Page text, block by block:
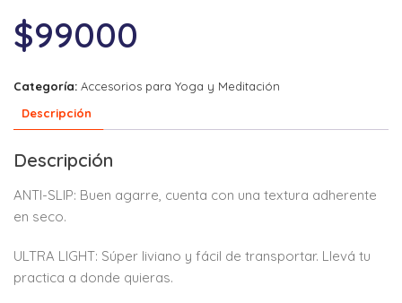
$99000
Categoría: Accesorios para Yoga y Meditación
Descripción
Descripción
ANTI-SLIP: Buen agarre, cuenta con una textura adherente
en seco.
ULTRA LIGHT: Súper liviano y fácil de transportar. Llevá tu
practica a donde quieras.